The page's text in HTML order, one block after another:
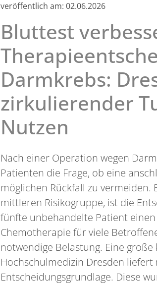
veröffentlich am: 02.06.2026
Bluttest
Darmkrebs:
zirkulierender
Nutzen
Nach einer Operation wegen
Patienten die Frage, ob eine
möglichen Rückfall zu
mittleren Risikogruppe, ist die
fünfte unbehandelte Patient
Chemotherapie für viele
notwendige Belastung. Eine
Hochschulmedizin Dresden
Entscheidungsgrundlage. Diese